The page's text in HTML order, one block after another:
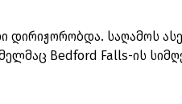
დირიჟორობდა. საღამოს
Bedford Falls-ის